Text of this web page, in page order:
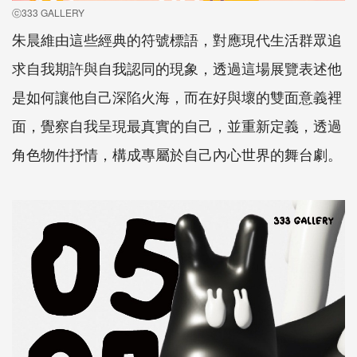
ⓒ333 GALLERY
朱晨維由這些經典的符號標語，對應現代生活群眾追
求自我期許與自我認同的現象，透過這場展覽表述他
是如何讓他自己深陷火海，而在好與壞的雙面意義裡
面，覺察自我呈現最真實的自己，並重新定義，透過
角色物件抒情，構成專屬於自己內心世界的舞台劇。